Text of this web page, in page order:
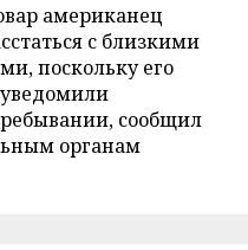
американец
с близкими
поскольку его
сообщил
органам